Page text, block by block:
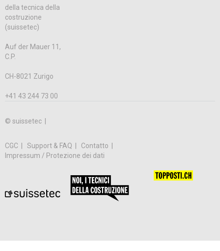
della tecnica della
costruzione
(suissetec)
Auf der Mauer 11,
C.P.
CH-8021 Zurigo
+41 43 244 73 00
© suissetec |
CGC Support & FAQ
Contatto
Impressum / Protezione dei dati